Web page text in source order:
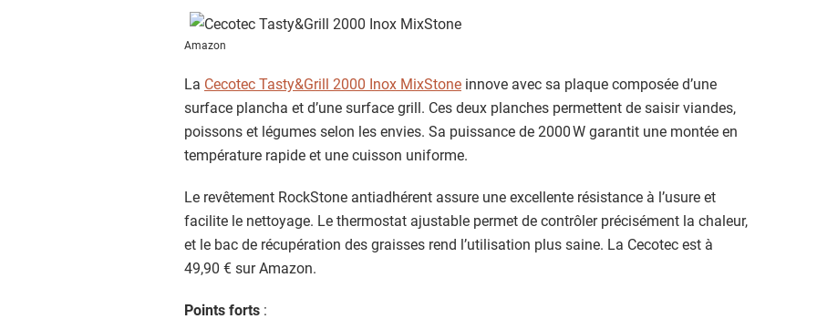
Amazon
La Cecotec Tasty&Grill 2000 Inox MixStone innove avec sa plaque composée d’une
surface plancha et d’une surface grill. Ces deux planches permettent de saisir viandes,
poissons et légumes selon les envies. Sa puissance de 2000 W garantit une montée en
température rapide et une cuisson uniforme.
Le revêtement RockStone antiadhérent assure une excellente résistance à l’usure et
facilite le nettoyage. Le thermostat ajustable permet de contrôler précisément la chaleur,
et le bac de récupération des graisses rend l’utilisation plus saine. La Cecotec est à
49,90 € sur Amazon.
Points forts :